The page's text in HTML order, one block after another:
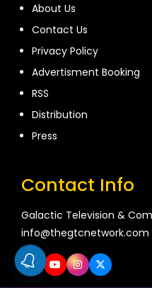
About Us
Contact Us
Privacy Policy
Advertisment Booking
RSS
Distribution
Press
Contact Info
Galactic Television &
info@thegtcnetwork.com